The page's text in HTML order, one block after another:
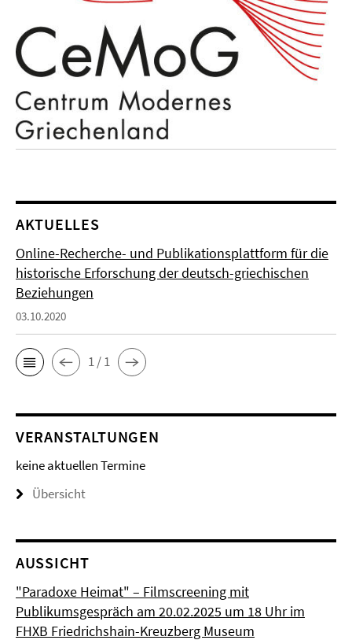
AKTUELLES
Online-Recherche- und Publikationsplattform für die
historische Erforschung der deutsch-griechischen
Beziehungen
03.10.2020
1 / 1
VERANSTALTUNGEN
keine aktuellen Termine
Übersicht
AUSSICHT
"Paradoxe Heimat" – Filmscreening mit
Publikumsgespräch am 20.02.2025 um 18 Uhr im
FHXB Friedrichshain-Kreuzberg Museum